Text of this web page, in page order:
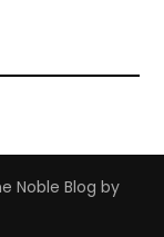
Noble Blog by